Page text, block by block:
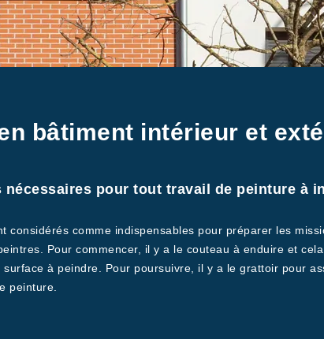
bâtiment intérieur et
nécessaires pour tout travail de peinture à
considérés comme indispensables pour préparer les
Pour commencer, il y a le couteau à enduire et
surface à peindre. Pour poursuivre, il y a le grattoir pour
peinture.